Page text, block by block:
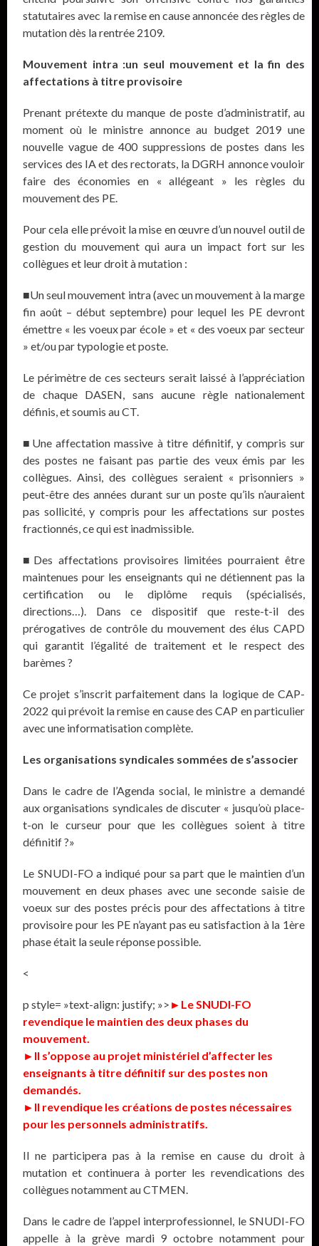
statutaires avec la remise en cause annoncée des règles de
mutation dès la rentrée 2109.
Mouvement intra :un seul mouvement et la fin des
affectations à titre provisoire
Prenant prétexte du manque de poste d’administratif, au
moment où le ministre annonce au budget 2019 une
nouvelle vague de 400 suppressions de postes dans les
services des IA et des rectorats, la DGRH annonce vouloir
faire des économies en « allégeant » les règles du
mouvement des PE.
Pour cela elle prévoit la mise en œuvre d’un nouvel outil de
gestion du mouvement qui aura un impact fort sur les
collègues et leur droit à mutation :
■Un seul mouvement intra (avec un mouvement à la marge
fin août – début septembre) pour lequel les PE devront
émettre « les voeux par école » et « des voeux par secteur
» et/ou par typologie et poste.
Le périmètre de ces secteurs serait laissé à l’appréciation
de chaque DASEN, sans aucune règle nationalement
définis, et soumis au CT.
■Une affectation massive à titre définitif, y compris sur
des postes ne faisant pas partie des veux émis par les
collègues. Ainsi, des collègues seraient « prisonniers »
peut-être des années durant sur un poste qu’ils n’auraient
pas sollicité, y compris pour les affectations sur postes
fractionnés, ce qui est inadmissible.
■Des affectations provisoires limitées pourraient être
maintenues pour les enseignants qui ne détiennent pas la
certification ou le diplôme requis (spécialisés,
directions…). Dans ce dispositif que reste-t-il des
prérogatives de contrôle du mouvement des élus CAPD
qui garantit l’égalité de traitement et le respect des
barèmes ?
Ce projet s’inscrit parfaitement dans la logique de CAP-
2022 qui prévoit la remise en cause des CAP en particulier
avec une informatisation complète.
Les organisations syndicales sommées de s’associer
Dans le cadre de l’Agenda social, le ministre a demandé
aux organisations syndicales de discuter « jusqu’où place-
t-on le curseur pour que les collègues soient à titre
définitif ?»
Le SNUDI-FO a indiqué pour sa part que le maintien d’un
mouvement en deux phases avec une seconde saisie de
voeux sur des postes précis pour des affectations à titre
provisoire pour les PE n’ayant pas eu satisfaction à la 1ère
phase était la seule réponse possible.
<
p style= »text-align: justify; »> ►Le SNUDI-FO
revendique le maintien des deux phases du
mouvement.
►Il s’oppose au projet ministériel d’affecter les
enseignants à titre définitif sur des postes non
demandés.
►Il revendique les créations de postes nécessaires
pour les personnels administratifs.
Il ne participera pas à la remise en cause du droit à
mutation et continuera à porter les revendications des
collègues notamment au CTMEN.
Dans le cadre de l’appel interprofessionnel, le SNUDI-FO
appelle à la grève mardi 9 octobre notamment pour